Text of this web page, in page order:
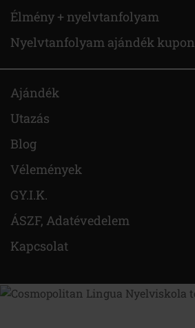
Élmény + nyelvtanfolyam
Nyelvtanfolyam ajándék kupon
Ajándék
Utazás
Blog
Vélemények
GY.I.K.
ÁSZF, Adatévedelem
Kapcsolat